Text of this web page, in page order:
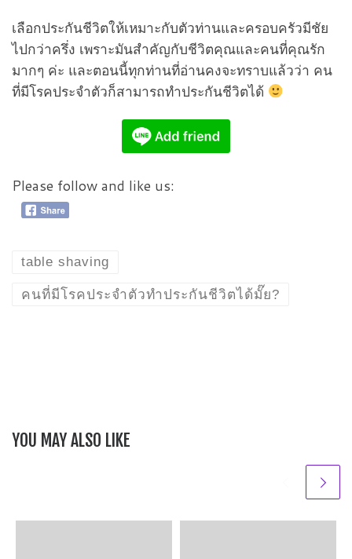
เลือกประกันชีวิตให้เหมาะกับตัวท่านและครอบครัวมีชัย
ไปกว่าครึ่ง เพราะมันสำคัญกับชีวิตคุณและคนที่คุณรัก
มากๆ ค่ะ และตอนนี้ทุกท่านที่อ่านคงจะทราบแล้วว่า คน
ที่มีโรคประจำตัวก็สามารถทำประกันชีวิตได้
Please follow and like us:
table shaving
คนที่มีโรคประจำตัวทำประกันชีวิตได้มั๊ย?
YOU MAY ALSO LIKE